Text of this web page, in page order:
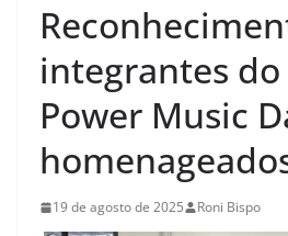
integrantes do
Power Music
19 de agosto de 2025 Roni Bispo